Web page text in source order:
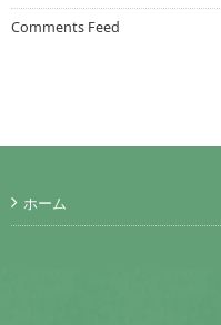
Comments Feed
ホーム